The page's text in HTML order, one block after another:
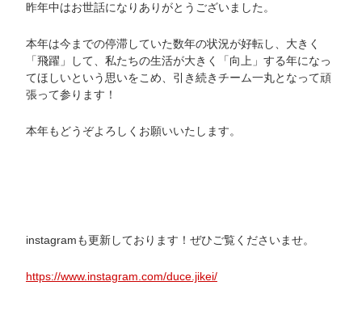
昨年中はお世話になりありがとうございました。
本年は今までの停滞していた数年の状況が好転し、大きく
「飛躍」して、私たちの生活が大きく「向上」する年になっ
てほしいという思いをこめ、引き続きチーム一丸となって頑
張って参ります！
本年もどうぞよろしくお願いいたします。
instagramも更新しております！ぜひご覧くださいませ。
https://www.instagram.com/duce.jikei/